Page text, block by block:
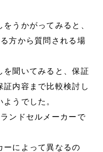
うかがってみると、
方から質問される場
を聞いてみると、保証
内容まで比較検討し
うでした。
ンドセルメーカーで
ーによって異なるの